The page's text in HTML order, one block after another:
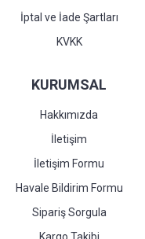
İptal ve İade Şartları
KVKK
KURUMSAL
Hakkımızda
İletişim
İletişim Formu
Havale Bildirim Formu
Sipariş Sorgula